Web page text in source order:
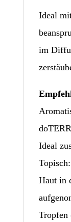
Ideal
im
Ideal
Haut in
Tropfen